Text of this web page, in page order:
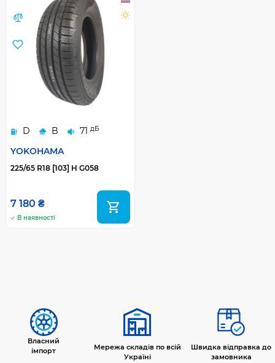
D B 71 дБ
YOKOHAMA
225/65 R18 [103] H G058
7 180 ₴
В наявності
Власний
імпорт
Мережа складів по всій
Україні
Швидка відправка до
замовника